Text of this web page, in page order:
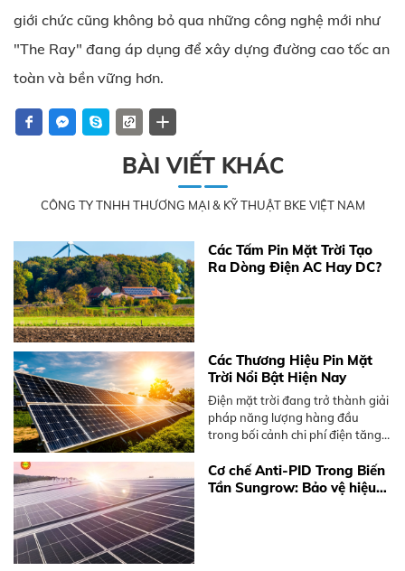
giới chức cũng không bỏ qua những công nghệ mới như
"The Ray" đang áp dụng để xây dựng đường cao tốc an
toàn và bền vững hơn.
BÀI VIẾT KHÁC
CÔNG TY TNHH THƯƠNG MẠI & KỸ THUẬT BKE VIỆT NAM
Các Tấm Pin Mặt Trời Tạo
Ra Dòng Điện AC Hay DC?
Các Thương Hiệu Pin Mặt
Trời Nổi Bật Hiện Nay
Điện mặt trời đang trở thành giải
pháp năng lượng hàng đầu
trong bối cảnh chi phí điện tăng
lượng sạch ngày càng mạnh mẽ.
Tuy nhiên, để một hệ thống điện
Cơ chế Anti-PID Trong Biến
Tần Sungrow: Bảo vệ hiệu